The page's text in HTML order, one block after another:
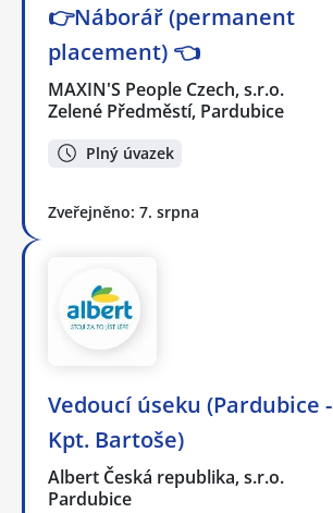
👉Náborář (permanent
placement) 👈
MAXIN'S People Czech, s.r.o.
Zelené Předměstí, Pardubice
Plný úvazek
Zveřejněno: 7. srpna
Vedoucí úseku (Pardubice -
Kpt. Bartoše)
Albert Česká republika, s.r.o.
Pardubice